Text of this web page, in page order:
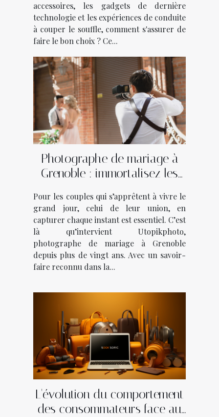
accessoires, les gadgets de dernière
technologie et les expériences de conduite
à couper le souffle, comment s'assurer de
faire le bon choix ? Ce...
Photographe de mariage à
Grenoble : immortalisez les
Utopikphoto !
Pour les couples qui s’apprêtent à vivre le
grand jour, celui de leur union, en
capturer chaque instant est essentiel. C’est
là qu’intervient Utopikphoto,
photographe de mariage à Grenoble
depuis plus de vingt ans. Avec un savoir-
faire reconnu dans la...
L'évolution du comportement
des consommateurs face au